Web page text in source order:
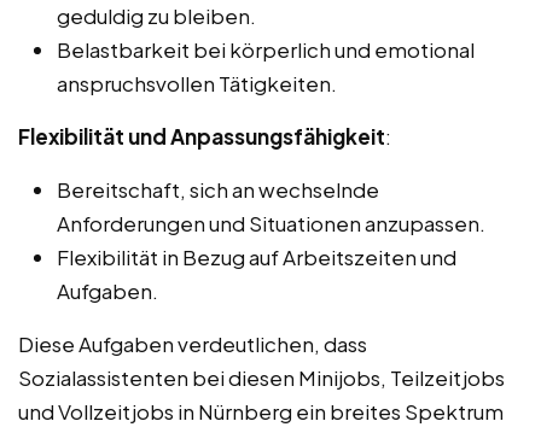
geduldig zu bleiben.
Belastbarkeit bei körperlich und emotional
anspruchsvollen Tätigkeiten.
Flexibilität und Anpassungsfähigkeit:
Bereitschaft, sich an wechselnde
Anforderungen und Situationen anzupassen.
Flexibilität in Bezug auf Arbeitszeiten und
Aufgaben.
Diese Aufgaben verdeutlichen, dass
Sozialassistenten bei diesen Minijobs, Teilzeitjobs
und Vollzeitjobs in Nürnberg ein breites Spektrum